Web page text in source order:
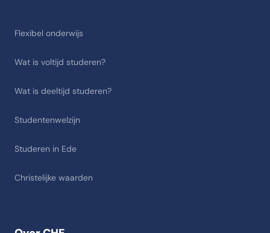
Flexibel onderwijs
Wat is voltijd studeren?
Wat is deeltijd studeren?
Studentenwelzijn
Studeren in Ede
Christelijke waarden